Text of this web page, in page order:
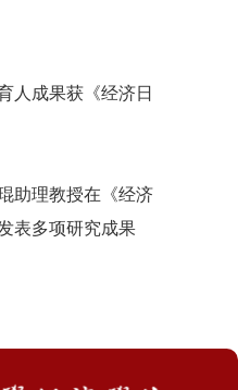
人成果获《经济日
助理教授在《经济
表多项研究成果